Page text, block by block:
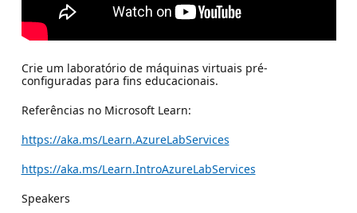
Crie um laboratório de máquinas virtuais pré-
configuradas para fins educacionais.
Referências no Microsoft Learn:
https://aka.ms/Learn.AzureLabServices
https://aka.ms/Learn.IntroAzureLabServices
Speakers